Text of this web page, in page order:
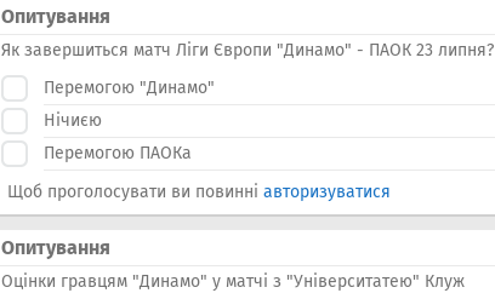
Опитування
Як завершиться матч Ліги Європи "Динамо" - ПАОК 23 липня?
Перемогою "Динамо"
Нічиєю
Перемогою ПАОКа
Щоб проголосувати ви повинні авторизуватися
Опитування
Оцінки гравцям "Динамо" у матчі з "Університатею" Клуж